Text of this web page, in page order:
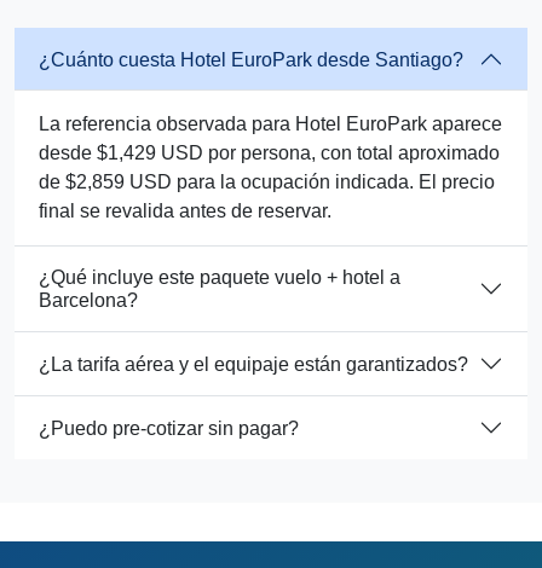
¿Cuánto cuesta Hotel EuroPark desde Santiago?
La referencia observada para Hotel EuroPark aparece
desde $1,429 USD por persona, con total aproximado
de $2,859 USD para la ocupación indicada. El precio
final se revalida antes de reservar.
¿Qué incluye este paquete vuelo + hotel a
Barcelona?
¿La tarifa aérea y el equipaje están garantizados?
¿Puedo pre-cotizar sin pagar?